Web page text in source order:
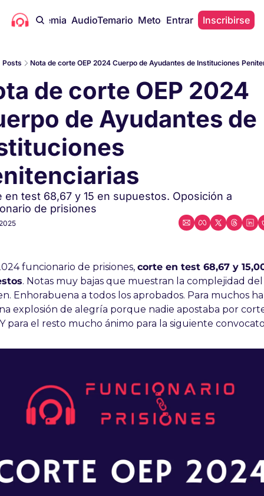
Academia AudioTemario Metodología Gratis
Entrar Inscribirse
Posts Nota de corte OEP 2024 Cuerpo de Ayudantes de Instituciones
de corte OEP 2024
de Ayudantes de
en test 68,67 y 15 en supuestos. Oposición a
de prisiones
funcionario de prisiones, corte en test 68,67 y
. Notas muy bajas que muestran la complejidad del
Enhorabuena a todos los aprobados. Para muchos
explosión de alegría porque nadie apostaba por
para el resto mucho ánimo para la siguiente